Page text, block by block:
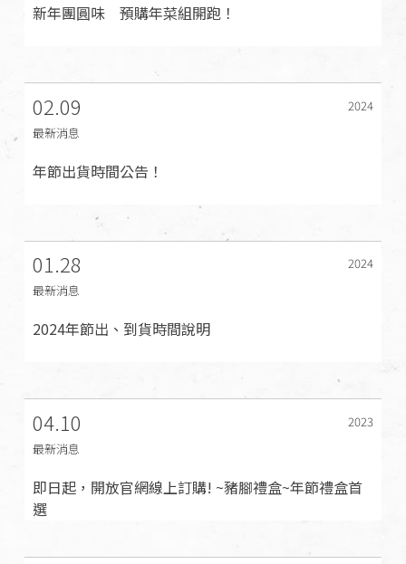
新年團圓味 預購年菜組開跑！
02.09
2024
最新消息
年節出貨時間公告！
01.28
2024
最新消息
2024年節出、到貨時間說明
04.10
2023
最新消息
即日起，開放官網線上訂購! ~豬腳禮盒~年節禮盒首
選